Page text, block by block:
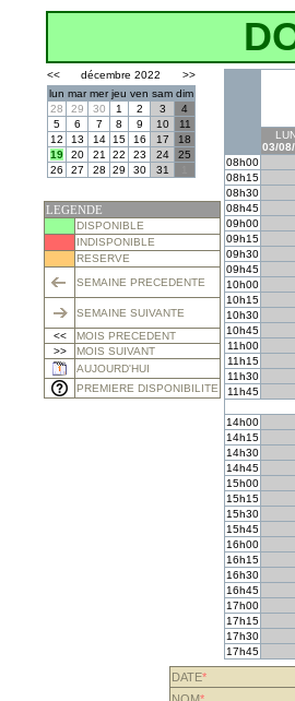
<< décembre 2022
>>
lun mar mer jeu ven sam dim
28
29 30 1 2 3
4
5
6 7 8 9 10
11
12
13 14 15 16 17
18
19
20 21 22 23 24
25
26
27 28 29 30 31
LEGENDE
DISPONIBLE
INDISPONIBLE
RESERVE
SEMAINE PRECEDENTE
SEMAINE SUIVANTE
<<
MOIS PRECEDENT
>>
MOIS SUIVANT
AUJOURD'HUI
PREMIERE DISPONIBILITE
03/
08h00
08h15
08h30
08h45
09h00
09h15
09h30
09h45
10h00
10h15
10h30
10h45
11h00
11h15
11h30
11h45
14h00
14h15
14h30
14h45
15h00
15h15
15h30
15h45
16h00
16h15
16h30
16h45
17h00
17h15
17h30
17h45
DATE*